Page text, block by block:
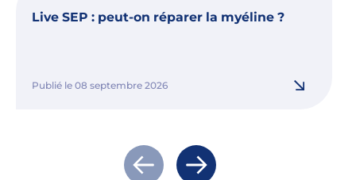
Live SEP : peut-on réparer la myéline ?
Publié le 08 septembre 2026